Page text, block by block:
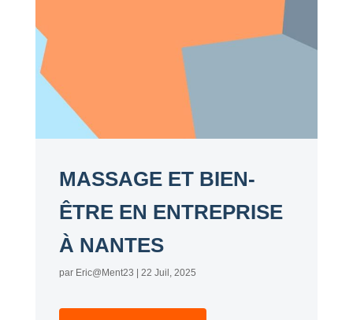
MASSAGE ET BIEN-
ÊTRE EN ENTREPRISE
À NANTES
par Eric@Ment23 22 Juil, 2025